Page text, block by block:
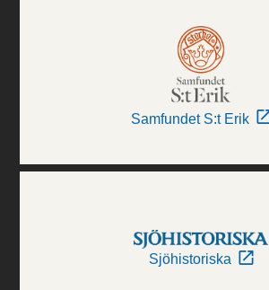
Samfundet S:t Erik
Sjöhistoriska